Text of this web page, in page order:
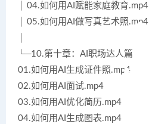
│ 04.如何用AI赋能家庭教育.mp4
│ 05.如何用AI做写真艺术照.mp4
└─10.第十章：AI职场达人篇
01.如何用AI生成证件照.mp4
02.如何用AI面试.mp4
03.如何用AI优化简历.mp4
04.如何用AI生成图表.mp4